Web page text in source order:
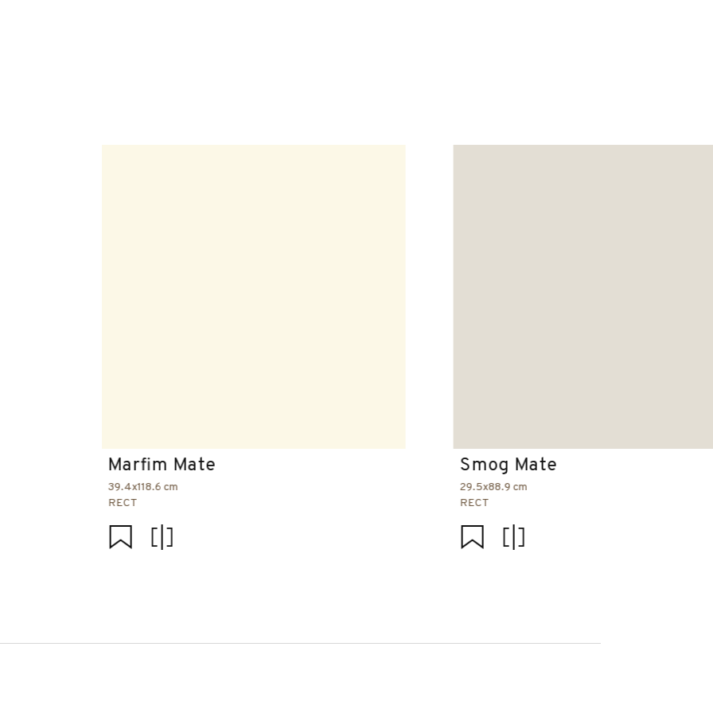
Marfim Mate
39.4x118.6 cm
RECT
Smog Mate
29.5x88.9 cm
RECT